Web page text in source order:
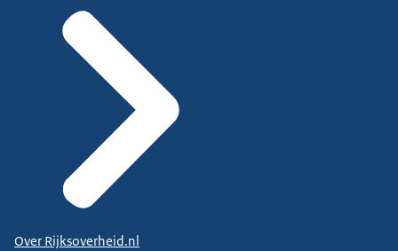
Over Rijksoverheid.nl